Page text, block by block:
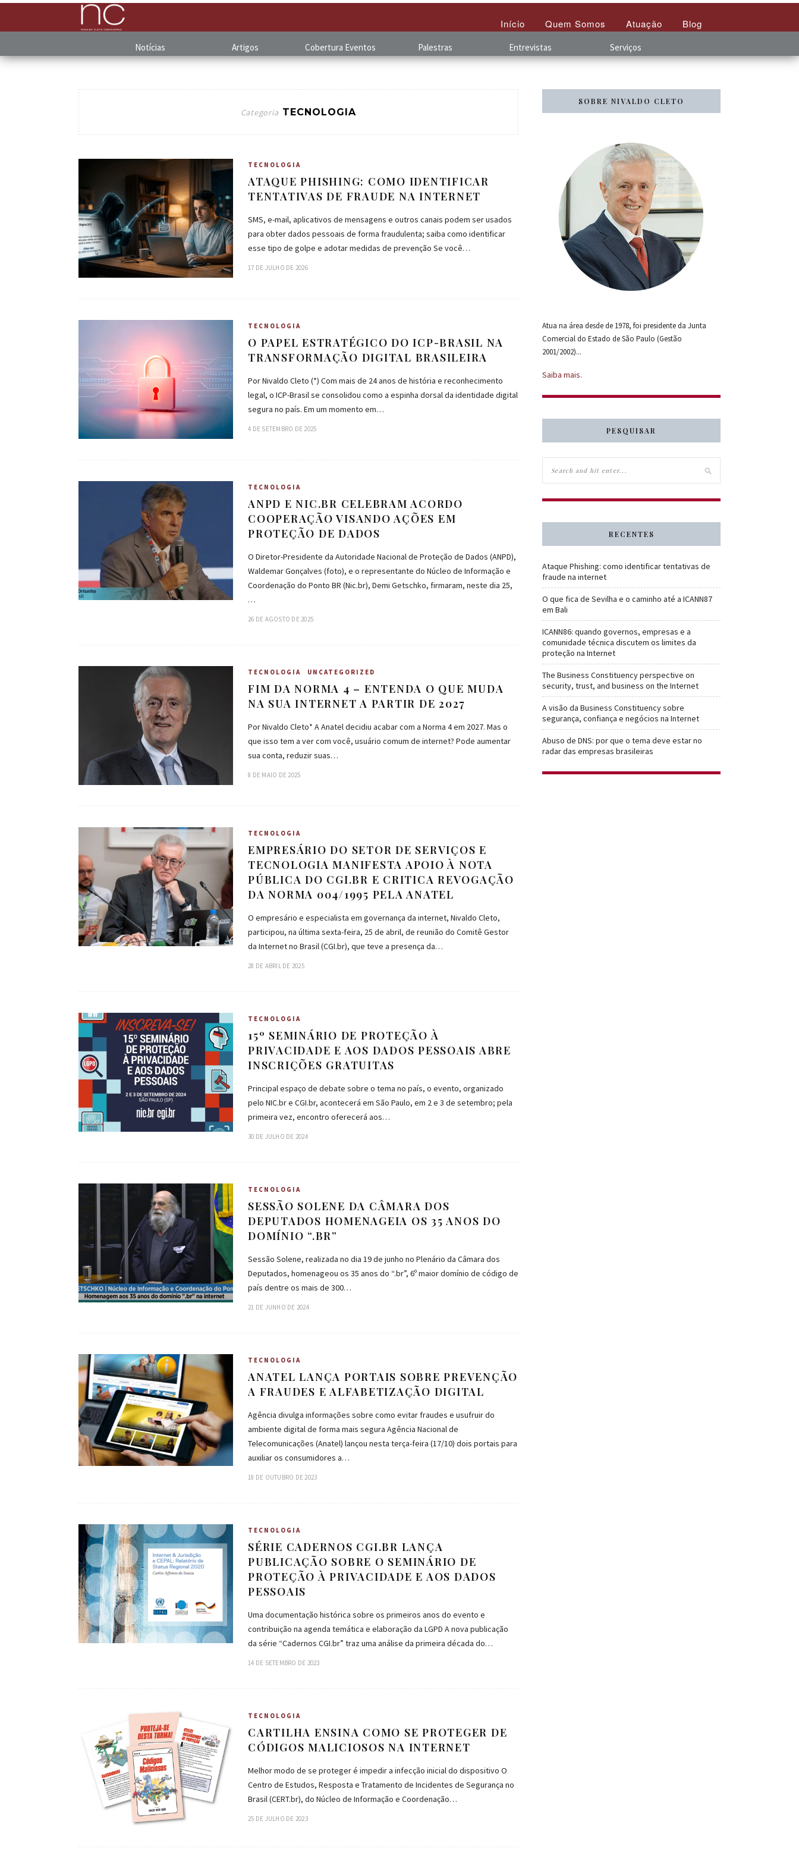
Início Quem Somos Atuação Blog
Notícias Artigos Cobertura Eventos Palestras Entrevistas Serviços
Categoria TECNOLOGIA
TECNOLOGIA
ATAQUE PHISHING: COMO IDENTIFICAR
TENTATIVAS DE FRAUDE NA INTERNET
SMS, e-mail, aplicativos de mensagens e outros canais podem ser usados
para obter dados pessoais de forma fraudulenta; saiba como identificar
esse tipo de golpe e adotar medidas de prevenção Se você…
17 DE JULHO DE 2026
TECNOLOGIA
O PAPEL ESTRATÉGICO DO ICP-BRASIL NA
TRANSFORMAÇÃO DIGITAL BRASILEIRA
Por Nivaldo Cleto (*) Com mais de 24 anos de história e reconhecimento
legal, o ICP-Brasil se consolidou como a espinha dorsal da identidade digital
segura no país. Em um momento em…
4 DE SETEMBRO DE 2025
TECNOLOGIA
ANPD E NIC.BR CELEBRAM ACORDO
COOPERAÇÃO VISANDO AÇÕES EM
PROTEÇÃO DE DADOS
O Diretor-Presidente da Autoridade Nacional de Proteção de Dados (ANPD),
Waldemar Gonçalves (foto), e o representante do Núcleo de Informação e
Coordenação do Ponto BR (Nic.br), Demi Getschko, firmaram, neste dia 25,
…
26 DE AGOSTO DE 2025
TECNOLOGIA UNCATEGORIZED
FIM DA NORMA 4 – ENTENDA O QUE MUDA
NA SUA INTERNET A PARTIR DE 2027
Por Nivaldo Cleto* A Anatel decidiu acabar com a Norma 4 em 2027. Mas o
que isso tem a ver com você, usuário comum de internet? Pode aumentar
sua conta, reduzir suas…
8 DE MAIO DE 2025
TECNOLOGIA
EMPRESÁRIO DO SETOR DE SERVIÇOS E
TECNOLOGIA MANIFESTA APOIO À NOTA
PÚBLICA DO CGI.BR E CRITICA REVOGAÇÃO
DA NORMA 004/1995 PELA ANATEL
O empresário e especialista em governança da internet, Nivaldo Cleto,
participou, na última sexta-feira, 25 de abril, de reunião do Comitê Gestor
da Internet no Brasil (CGI.br), que teve a presença da…
28 DE ABRIL DE 2025
TECNOLOGIA
15º SEMINÁRIO DE PROTEÇÃO À
PRIVACIDADE E AOS DADOS PESSOAIS ABRE
INSCRIÇÕES GRATUITAS
Principal espaço de debate sobre o tema no país, o evento, organizado
pelo NIC.br e CGI.br, acontecerá em São Paulo, em 2 e 3 de setembro; pela
primeira vez, encontro oferecerá aos…
30 DE JULHO DE 2024
TECNOLOGIA
SESSÃO SOLENE DA CÂMARA DOS
DEPUTADOS HOMENAGEIA OS 35 ANOS DO
DOMÍNIO “.BR”
Sessão Solene, realizada no dia 19 de junho no Plenário da Câmara dos
Deputados, homenageou os 35 anos do “.br”, 6º maior domínio de código de
país dentre os mais de 300…
21 DE JUNHO DE 2024
TECNOLOGIA
ANATEL LANÇA PORTAIS SOBRE PREVENÇÃO
A FRAUDES E ALFABETIZAÇÃO DIGITAL
Agência divulga informações sobre como evitar fraudes e usufruir do
ambiente digital de forma mais segura Agência Nacional de
Telecomunicações (Anatel) lançou nesta terça-feira (17/10) dois portais para
auxiliar os consumidores a…
18 DE OUTUBRO DE 2023
TECNOLOGIA
SÉRIE CADERNOS CGI.BR LANÇA
PUBLICAÇÃO SOBRE O SEMINÁRIO DE
PROTEÇÃO À PRIVACIDADE E AOS DADOS
PESSOAIS
Uma documentação histórica sobre os primeiros anos do evento e
contribuição na agenda temática e elaboração da LGPD A nova publicação
da série “Cadernos CGI.br” traz uma análise da primeira década do…
14 DE SETEMBRO DE 2023
TECNOLOGIA
CARTILHA ENSINA COMO SE PROTEGER DE
CÓDIGOS MALICIOSOS NA INTERNET
Melhor modo de se proteger é impedir a infecção inicial do dispositivo O
Centro de Estudos, Resposta e Tratamento de Incidentes de Segurança no
Brasil (CERT.br), do Núcleo de Informação e Coordenação…
25 DE JULHO DE 2023
SOBRE NIVALDO CLETO
Atua na área desde de 1978, foi presidente da Junta
Comercial do Estado de São Paulo (Gestão
2001/2002)...
Saiba mais.
PESQUISAR
RECENTES
Ataque Phishing: como identificar tentativas de
fraude na internet
O que fica de Sevilha e o caminho até a ICANN87
em Bali
ICANN86: quando governos, empresas e a
comunidade técnica discutem os limites da
proteção na Internet
The Business Constituency perspective on
security, trust, and business on the Internet
A visão da Business Constituency sobre
segurança, confiança e negócios na Internet
Abuso de DNS: por que o tema deve estar no
radar das empresas brasileiras